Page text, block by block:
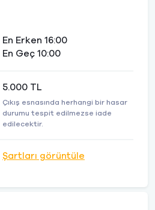
En Erken 16:00
En Geç 10:00
5.000 TL
Çıkış esnasında herhangi bir hasar
durumu tespit edilmezse iade
edilecektir.
Şartları görüntüle